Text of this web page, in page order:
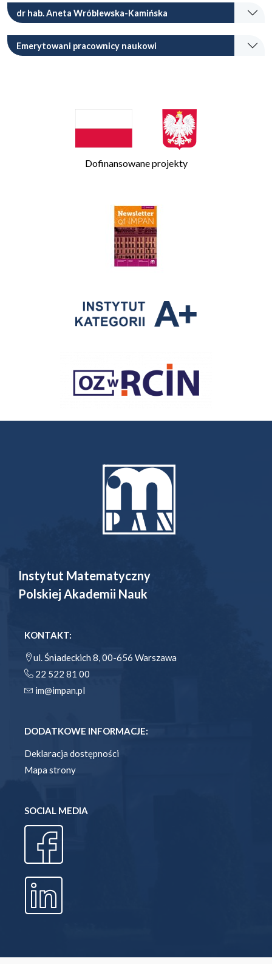
dr hab. Aneta Wróblewska-Kamińska
Emerytowani pracownicy naukowi
Dofinansowane projekty
Instytut Matematyczny
Polskiej Akademii Nauk
KONTAKT:
ul. Śniadeckich 8, 00-656 Warszawa
22 522 81 00
im@impan.pl
DODATKOWE INFORMACJE:
Deklaracja dostępności
Mapa strony
SOCIAL MEDIA